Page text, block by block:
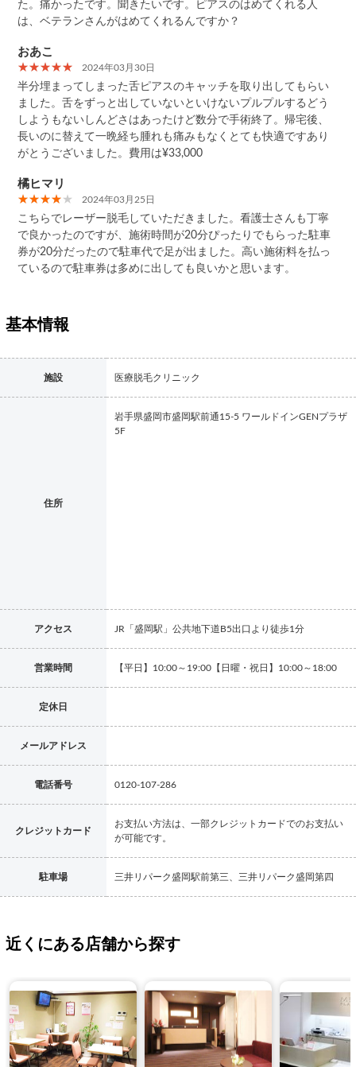
た。痛かったです。聞きたいです。ピアスのはめてくれる人
は、ベテランさんがはめてくれるんですか？
おあこ
2024年03月30日
半分埋まってしまった舌ピアスのキャッチを取り出してもらい
ました。舌をずっと出していないといけないプルプルするどう
しようもないしんどさはあったけど数分で手術終了。帰宅後、
長いのに替えて一晩経ち腫れも痛みもなくとても快適ですあり
がとうございました。費用は¥33,000
橘ヒマリ
2024年03月25日
こちらでレーザー脱毛していただきました。看護士さんも丁寧
で良かったのですが、施術時間が20分ぴったりでもらった駐車
券が20分だったので駐車代で足が出ました。高い施術料を払っ
ているので駐車券は多めに出しても良いかと思います。
基本情報
施設 医療脱毛クリニック
住所
岩手県盛岡市盛岡駅前通15-5 ワールドインGENプラザ
5F
アクセス JR「盛岡駅」公共地下道B5出口より徒歩1分
営業時間 【平日】10:00～19:00【日曜・祝日】10:00～18:00
定休日
メールアドレス
電話番号 0120-107-286
クレジットカード
お支払い方法は、一部クレジットカードでのお支払い
が可能です。
駐車場 三井リパーク盛岡駅前第三、三井リパーク盛岡第四
近くにある店舗から探す